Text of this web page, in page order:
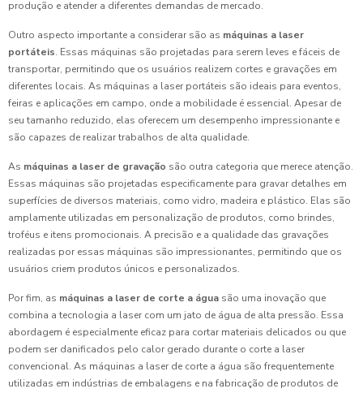
produção e atender a diferentes demandas de mercado.
Outro aspecto importante a considerar são as máquinas a laser
portáteis. Essas máquinas são projetadas para serem leves e fáceis de
transportar, permitindo que os usuários realizem cortes e gravações em
diferentes locais. As máquinas a laser portáteis são ideais para eventos,
feiras e aplicações em campo, onde a mobilidade é essencial. Apesar de
seu tamanho reduzido, elas oferecem um desempenho impressionante e
são capazes de realizar trabalhos de alta qualidade.
As máquinas a laser de gravação são outra categoria que merece atenção.
Essas máquinas são projetadas especificamente para gravar detalhes em
superfícies de diversos materiais, como vidro, madeira e plástico. Elas são
amplamente utilizadas em personalização de produtos, como brindes,
troféus e itens promocionais. A precisão e a qualidade das gravações
realizadas por essas máquinas são impressionantes, permitindo que os
usuários criem produtos únicos e personalizados.
Por fim, as máquinas a laser de corte a água são uma inovação que
combina a tecnologia a laser com um jato de água de alta pressão. Essa
abordagem é especialmente eficaz para cortar materiais delicados ou que
podem ser danificados pelo calor gerado durante o corte a laser
convencional. As máquinas a laser de corte a água são frequentemente
utilizadas em indústrias de embalagens e na fabricação de produtos de